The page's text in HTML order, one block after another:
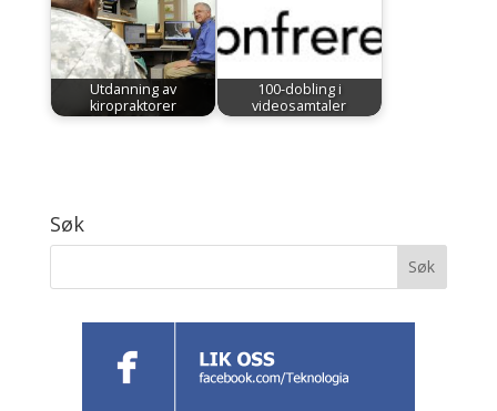
Utdanning av
kiropraktorer
100-dobling i
videosamtaler
Søk